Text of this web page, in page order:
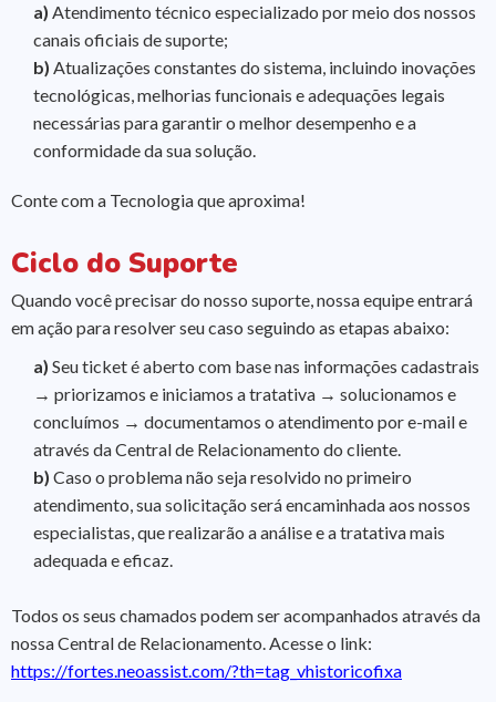
a) Atendimento técnico especializado por meio dos nossos
canais oficiais de suporte;
b) Atualizações constantes do sistema, incluindo inovações
tecnológicas, melhorias funcionais e adequações legais
necessárias para garantir o melhor desempenho e a
conformidade da sua solução.
Conte com a Tecnologia que aproxima!
Ciclo do Suporte
Quando você precisar do nosso suporte, nossa equipe entrará
em ação para resolver seu caso seguindo as etapas abaixo:
a) Seu ticket é aberto com base nas informações cadastrais
→ priorizamos e iniciamos a tratativa → solucionamos e
concluímos → documentamos o atendimento por e-mail e
através da Central de Relacionamento do cliente.
b) Caso o problema não seja resolvido no primeiro
atendimento, sua solicitação será encaminhada aos nossos
especialistas, que realizarão a análise e a tratativa mais
adequada e eficaz.
Todos os seus chamados podem ser acompanhados através da
nossa Central de Relacionamento. Acesse o link:
https://fortes.neoassist.com/?th=tag_vhistoricofixa